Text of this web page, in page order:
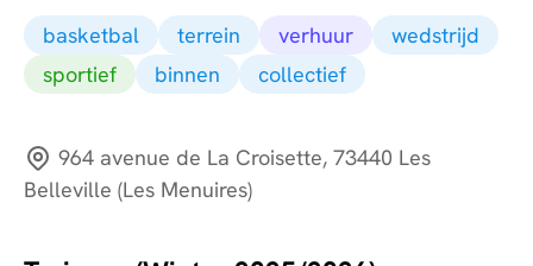
basketbal terrein verhuur
wedstrijd
sportief
binnen collectief
964 avenue de La Croisette, 73440 Les
Belleville (Les Menuires)